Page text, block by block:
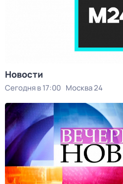
Новости
Сегодня в 17:00 Москва 24